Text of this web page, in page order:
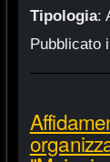
Tipologia:
Pubblicato